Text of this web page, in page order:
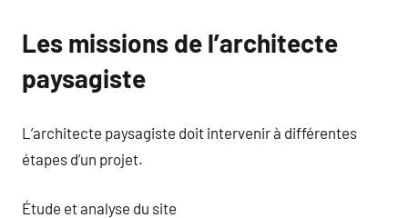
Les missions de l’architecte
paysagiste
L’architecte paysagiste doit intervenir à différentes
étapes d’un projet.
Étude et analyse du site